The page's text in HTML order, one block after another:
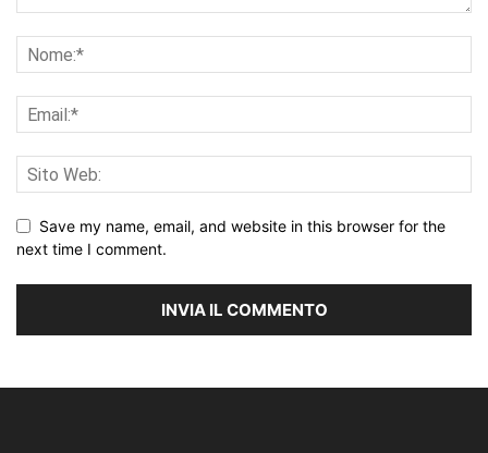
Save my name, email, and website in this browser for the
next time I comment.